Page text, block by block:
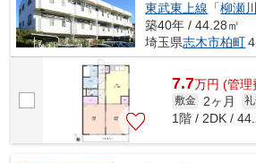
東武東上線 「柳瀬川
築40年 / 44.28㎡
埼玉県志木市柏町
7.7万円 (管理
敷金 2ヶ月
1階 / 2DK /